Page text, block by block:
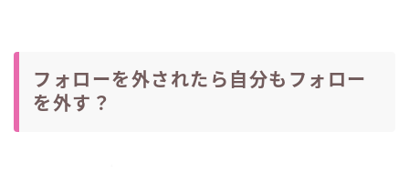
フォローを外されたら自分もフォロー
を外す？